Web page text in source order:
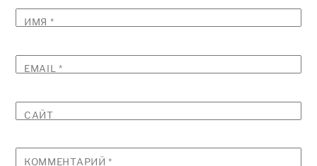
ИМЯ *
EMAIL *
САЙТ
КОММЕНТАРИЙ *